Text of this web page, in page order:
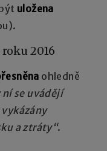
uložena
2016
ohledně
se uvádějí
a ztráty“.